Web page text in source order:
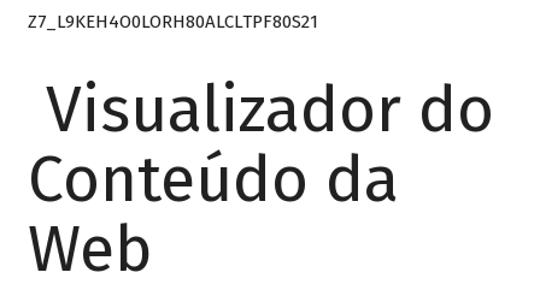
Z7_L9KEH4O0LORH80ALCLTPF80S21
Visualizador do
Conteúdo da
Web